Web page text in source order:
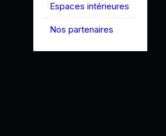
Espaces intérieures
Nos partenaires